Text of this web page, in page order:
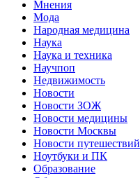
Мнения
Мода
Народная медицина
Наука
Наука и техника
Научпоп
Недвижимость
Новости
Новости ЗОЖ
Новости медицины
Новости Москвы
Новости путешествий
Ноутбуки и ПК
Образование